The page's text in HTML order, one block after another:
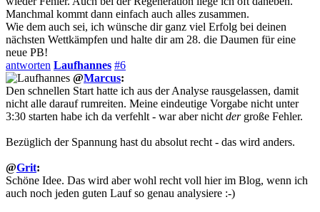
Manchmal kommt dann einfach auch alles zusammen.
Wie dem auch sei, ich wünsche dir ganz viel Erfolg bei deinen
nächsten Wettkämpfen und halte dir am 28. die Daumen für eine
neue PB!
antworten Laufhannes #6
@Marcus:
Den schnellen Start hatte ich aus der Analyse rausgelassen, damit
nicht alle darauf rumreiten. Meine eindeutige Vorgabe nicht unter
3:30 starten habe ich da verfehlt - war aber nicht dergroße Fehler.
Bezüglich der Spannung hast du absolut recht - das wird anders.
@Grit:
Schöne Idee. Das wird aber wohl recht voll hier im Blog, wenn ich
auch noch jeden guten Lauf so genau analysiere :-)